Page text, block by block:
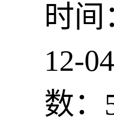
时间
12-04
数：